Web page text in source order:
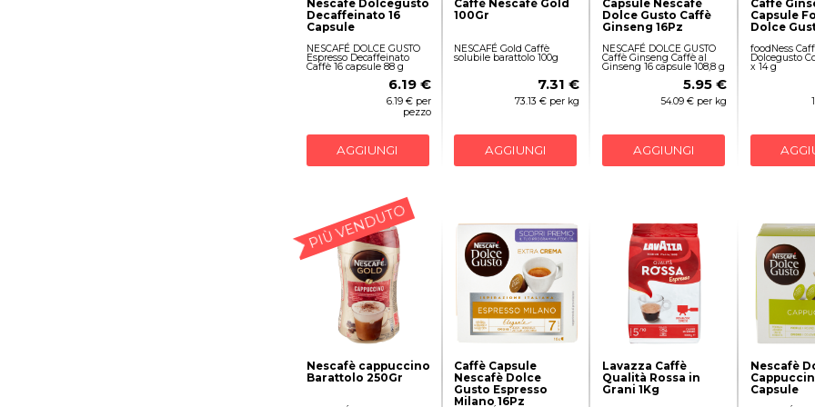
Nescafe Dolcegusto
Decaffeinato 16
Capsule
NESCAFÉ DOLCE GUSTO
Espresso Decaffeinato
Caffè 16 capsule 88 g
6.19 €
6.19 € per
pezzo
AGGIUNGI
Caffè Nescafè Gold
100Gr
NESCAFÉ Gold Caffè
solubile barattolo 100g
7.31 €
73.13 € per kg
AGGIUNGI
Capsule Nescafè
Dolce Gusto Caffè
Ginseng 16Pz
NESCAFÉ DOLCE GUSTO
Caffè Ginseng Caffè al
Ginseng 16 capsule 108,8 g
5.95 €
54.09 € per kg
AGGIUNGI
Caffè
Capsule
Dolce
foodNess
Dolcegusto
x 14 g
PIÙ VENDUTO
Nescafè cappuccino
Barattolo 250Gr
Caffè Capsule
Nescafè Dolce
Gusto Espresso
Milano 16Pz
Lavazza Caffè
Qualità Rossa in
Grani 1Kg
Nescafè
Capsule